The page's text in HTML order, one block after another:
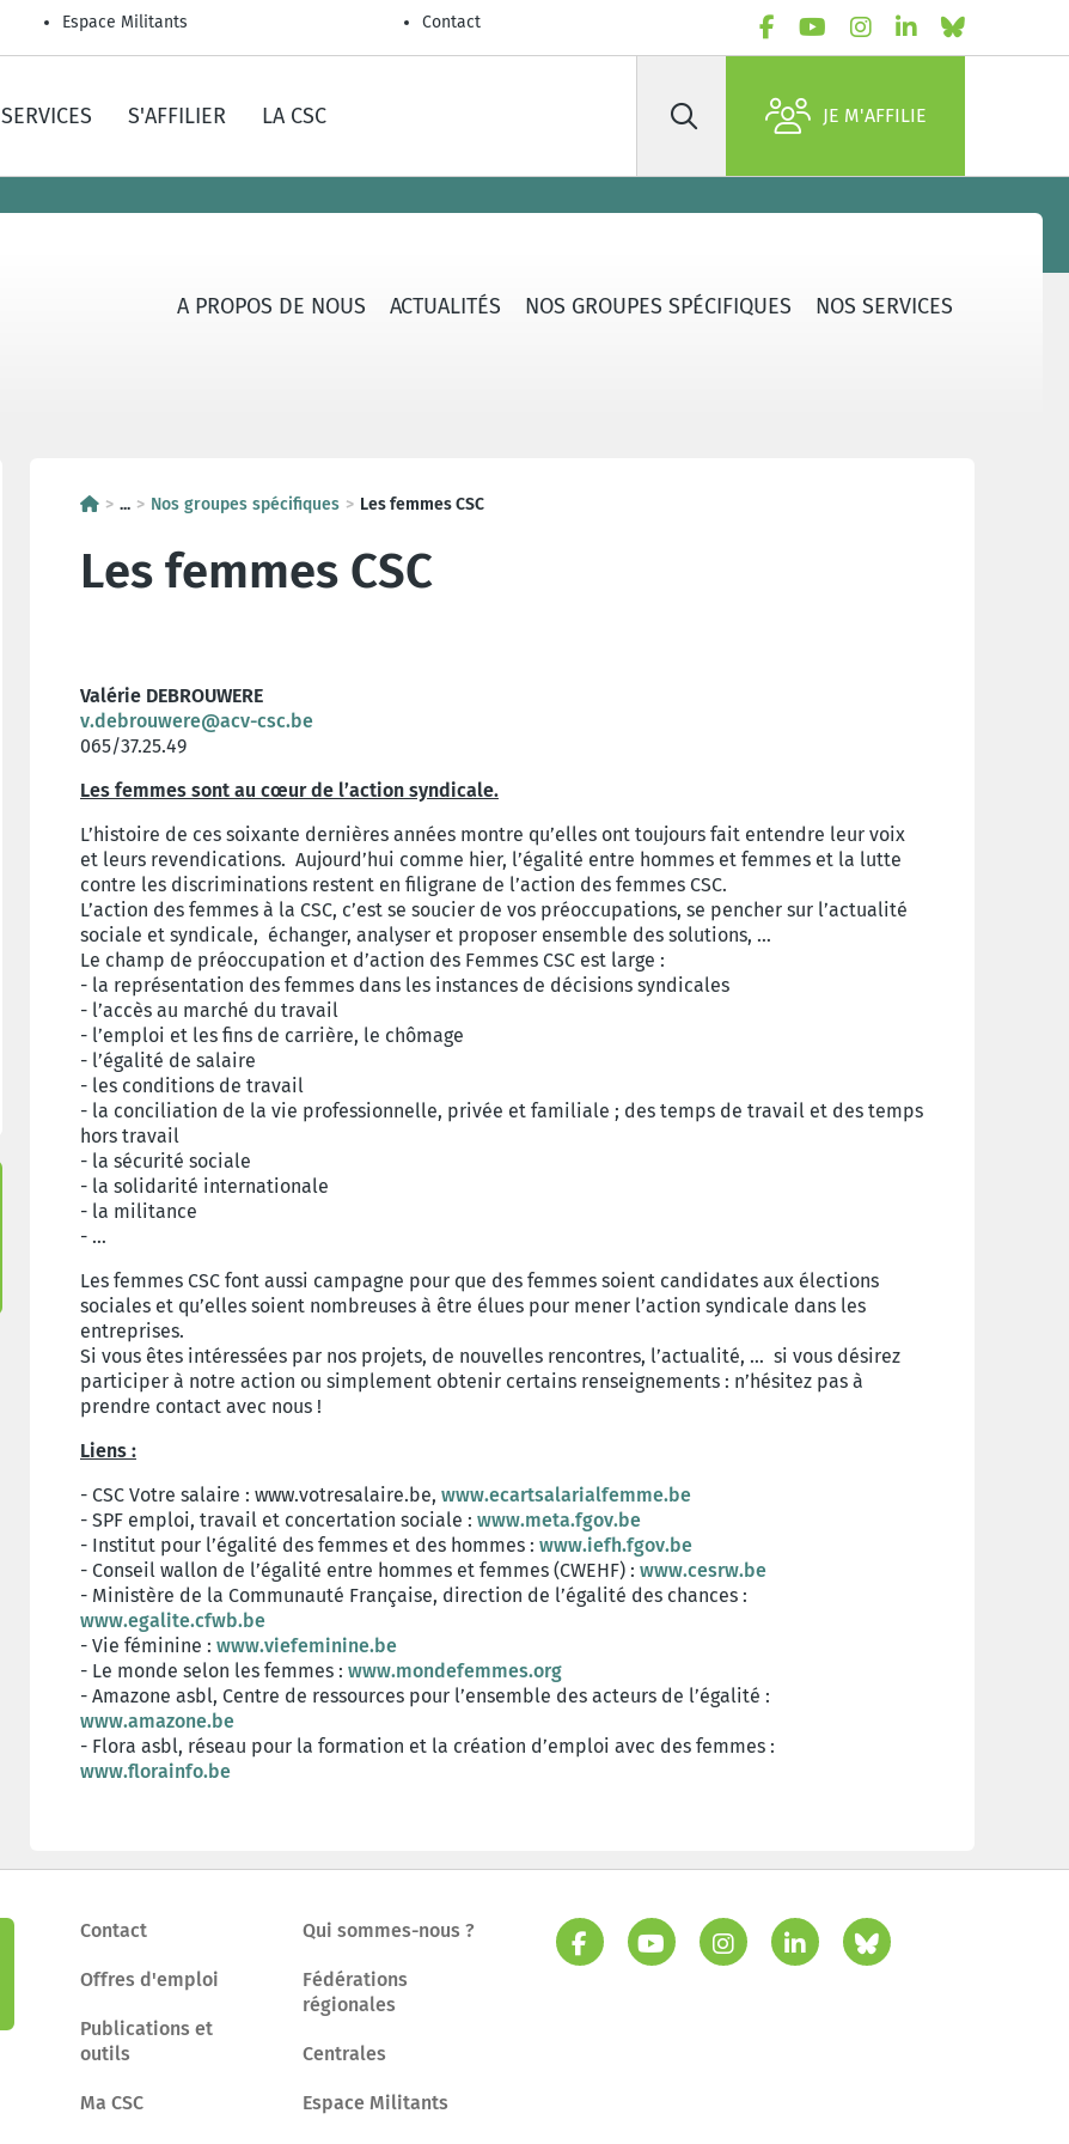
Espace Militants Contact
SERVICES S'AFFILIER LA CSC Rechercher JE M'AFFILIE
A PROPOS DE NOUS ACTUALITÉS NOS GROUPES SPÉCIFIQUES NOS SERVICES
... Nos groupes spécifiques Les femmes CSC
Les femmes CSC
Valérie DEBROUWERE
v.debrouwere@acv-csc.be
065/37.25.49
Les femmes sont au cœur de l’action syndicale.
L’histoire de ces soixante dernières années montre qu’elles ont toujours fait entendre leur voix
et leurs revendications. Aujourd’hui comme hier, l’égalité entre hommes et femmes et la lutte
contre les discriminations restent en filigrane de l’action des femmes CSC.
L’action des femmes à la CSC, c’est se soucier de vos préoccupations, se pencher sur l’actualité
sociale et syndicale, échanger, analyser et proposer ensemble des solutions, …
Le champ de préoccupation et d’action des Femmes CSC est large :
- la représentation des femmes dans les instances de décisions syndicales
- l’accès au marché du travail
- l’emploi et les fins de carrière, le chômage
- l’égalité de salaire
- les conditions de travail
- la conciliation de la vie professionnelle, privée et familiale ; des temps de travail et des temps
hors travail
- la sécurité sociale
- la solidarité internationale
- la militance
- …
Les femmes CSC font aussi campagne pour que des femmes soient candidates aux élections
sociales et qu’elles soient nombreuses à être élues pour mener l’action syndicale dans les
entreprises.
Si vous êtes intéressées par nos projets, de nouvelles rencontres, l’actualité, … si vous désirez
participer à notre action ou simplement obtenir certains renseignements : n’hésitez pas à
prendre contact avec nous !
Liens :
- CSC Votre salaire : www.votresalaire.be, www.ecartsalarialfemme.be
- SPF emploi, travail et concertation sociale : www.meta.fgov.be
- Institut pour l’égalité des femmes et des hommes : www.iefh.fgov.be
- Conseil wallon de l’égalité entre hommes et femmes (CWEHF) : www.cesrw.be
- Ministère de la Communauté Française, direction de l’égalité des chances :
www.egalite.cfwb.be
- Vie féminine : www.viefeminine.be
- Le monde selon les femmes : www.mondefemmes.org
- Amazone asbl, Centre de ressources pour l’ensemble des acteurs de l’égalité :
www.amazone.be
- Flora asbl, réseau pour la formation et la création d’emploi avec des femmes :
www.florainfo.be
Contact
Offres d'emploi
Publications et
outils
Ma CSC
Qui sommes-nous ?
Fédérations
régionales
Centrales
Espace Militants